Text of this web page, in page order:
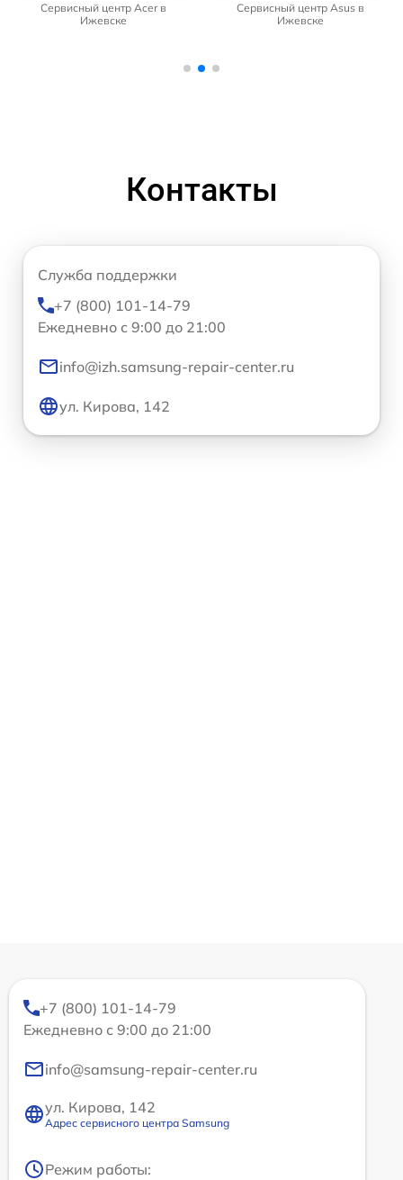
Сервисный центр Acer в
Ижевске
Сервисный центр Asus в
Ижевске
Контакты
Служба поддержки
+7 (800) 101-14-79
Ежедневно с 9:00 до 21:00
info@izh.samsung-repair-center.ru
ул. Кирова, 142
+7 (800) 101-14-79
Ежедневно с 9:00 до 21:00
info@samsung-repair-center.ru
ул. Кирова, 142
Адрес сервисного центра Samsung
Режим работы: